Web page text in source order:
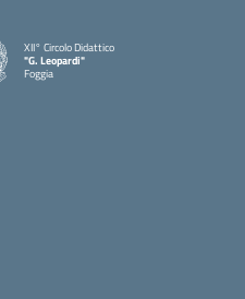
XII° Circolo Didattico
"G. Leopardi"
Foggia
— Visita la pagina iniziale della scuola